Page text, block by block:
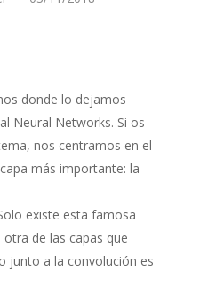
donde lo dejamos
Neural Networks. Si os
nos centramos en el
más importante: la
existe esta famosa
otra de las capas que
junto a la convolución es